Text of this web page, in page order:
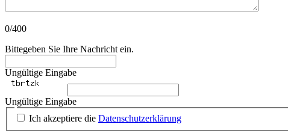
0/400
Bittegeben Sie Ihre Nachricht ein.
Ungültige Eingabe
Ungültige Eingabe
Ich akzeptiere die Datenschutzerklärung